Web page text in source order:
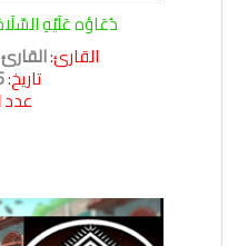
دُعَاؤه عَلَيْهِ
القارئ:
تاريخ:
عدد